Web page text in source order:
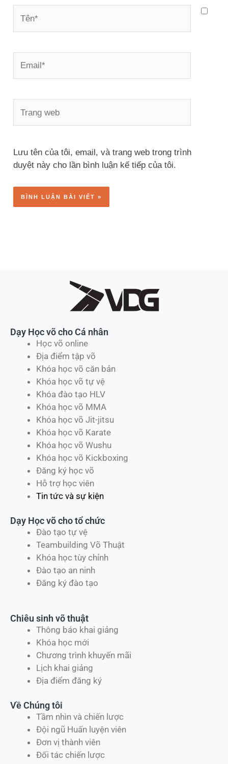
web
Lưu tên của tôi, email, và trang web trong trình
duyệt này cho lần bình luận kế tiếp của tôi.
Dạy Học võ cho Cá nhân
Học võ online
Địa điểm tập võ
Khóa học võ căn bản
Khóa học võ tự vệ
Khóa đào tạo HLV
Khóa học võ MMA
Khóa học võ Jit-jitsu
Khóa học võ Karate
Khóa học võ Wushu
Khóa học võ Kickboxing
Đăng ký học võ
Hỗ trợ học viên
Tin tức và sự kiện
Dạy Học võ cho tổ chức
Đào tạo tự vệ
Teambuilding Võ Thuật
Khóa học tùy chỉnh
Đào tạo an ninh
Đăng ký đào tạo
Chiêu sinh võ thuật
Thông báo khai giảng
Khóa học mới
Chương trình khuyến mãi
Lịch khai giảng
Địa điểm đăng ký
Về Chúng tôi
Tầm nhìn và chiến lược
Đội ngũ Huấn luyện viên
Đơn vị thành viên
Đối tác chiến lược